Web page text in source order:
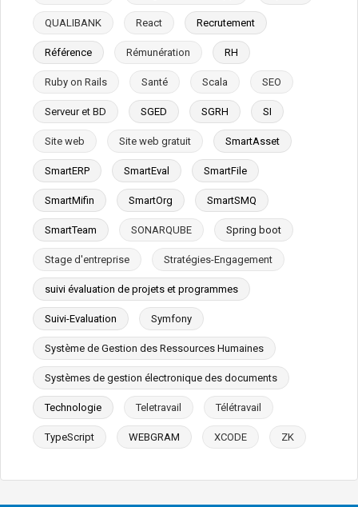
QUALIBANK React Recrutement
Référence Rémunération RH
Ruby on Rails Santé Scala SEO
Serveur et BD SGED SGRH SI
Site web Site web gratuit SmartAsset
SmartERP SmartEval SmartFile
SmartMifin SmartOrg SmartSMQ
SmartTeam SONARQUBE Spring boot
Stage d'entreprise Stratégies-Engagement
suivi évaluation de projets et programmes
Suivi-Evaluation Symfony
Système de Gestion des Ressources Humaines
Systèmes de gestion électronique des documents
Technologie Teletravail Télétravail
TypeScript WEBGRAM XCODE ZK